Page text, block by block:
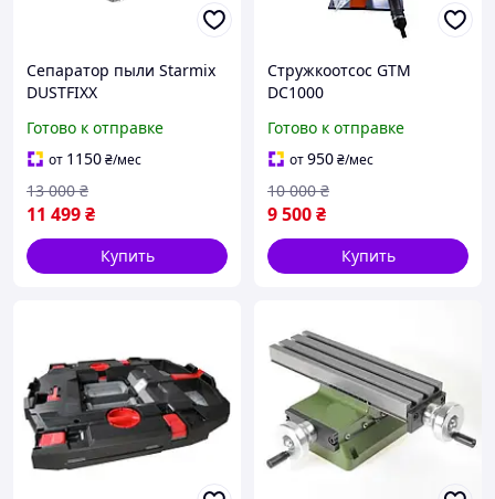
Сепаратор пыли Starmix
DUSTFIXX
Готово к отправке
от 1150₴/мес
11 499₴
13 000 ₴
Купить
Стружкоотсос GTM
DC1000
Готово к отправке
от950₴/мес
9 500₴
10 000 ₴
Купить